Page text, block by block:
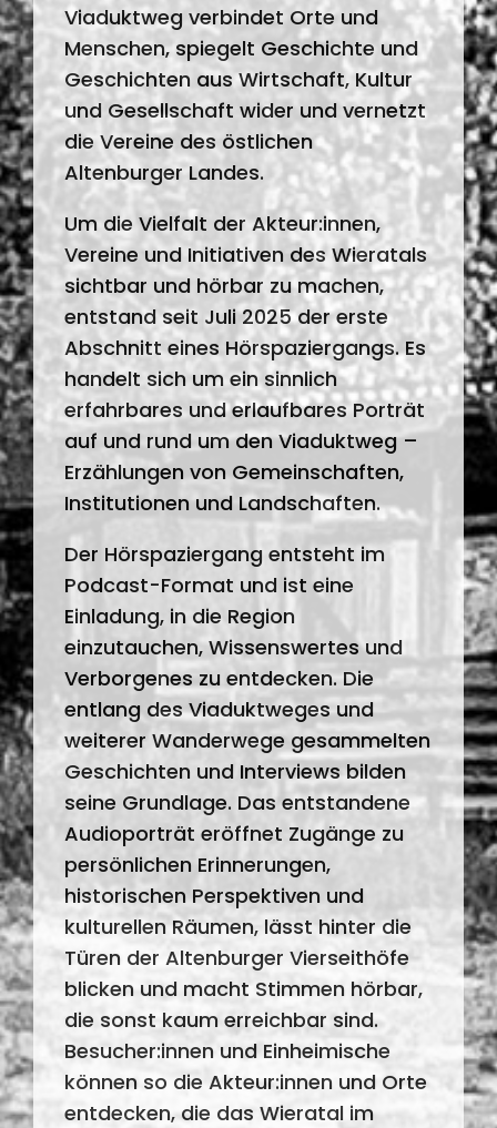
Viaduktweg verbindet Orte und
Menschen, spiegelt Geschichte und
Geschichten aus Wirtschaft, Kultur
und Gesellschaft wider und vernetzt
die Vereine des östlichen
Altenburger Landes.
Um die Vielfalt der Akteur:innen,
Vereine und Initiativen des Wieratals
sichtbar und hörbar zu machen,
entstand seit Juli 2025 der erste
Abschnitt eines Hörspaziergangs. Es
handelt sich um ein sinnlich
erfahrbares und erlaufbares Porträt
auf und rund um den Viaduktweg –
Erzählungen von Gemeinschaften,
Institutionen und Landschaften.
Der Hörspaziergang entsteht im
Podcast-Format und ist eine
Einladung, in die Region
einzutauchen, Wissenswertes und
Verborgenes zu entdecken. Die
entlang des Viaduktweges und
weiterer Wanderwege gesammelten
Geschichten und Interviews bilden
seine Grundlage. Das entstandene
Audioporträt eröffnet Zugänge zu
persönlichen Erinnerungen,
historischen Perspektiven und
kulturellen Räumen, lässt hinter die
Türen der Altenburger Vierseithöfe
blicken und macht Stimmen hörbar,
die sonst kaum erreichbar sind.
Besucher:innen und Einheimische
können so die Akteur:innen und Orte
entdecken, die das Wieratal im